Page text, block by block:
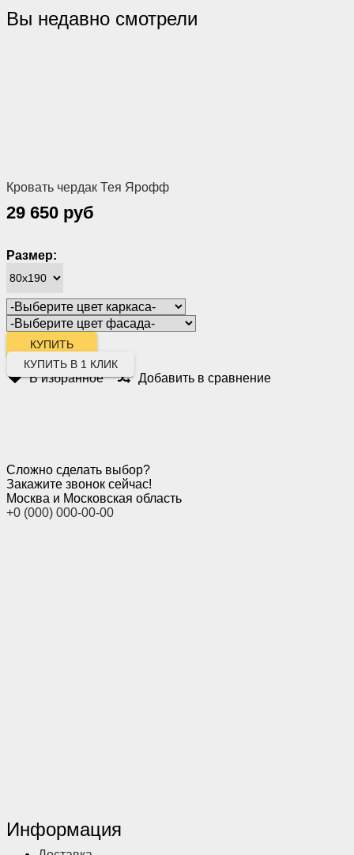
Вы недавно смотрели
Кровать чердак Тея Ярофф
29 650 руб
Размер:
КУПИТЬ В 1 КЛИК
В избранное Добавить в сравнение
Сложно сделать выбор?
Закажите звонок сейчас!
Москва и Московская область
+0 (000) 000-00-00
Информация